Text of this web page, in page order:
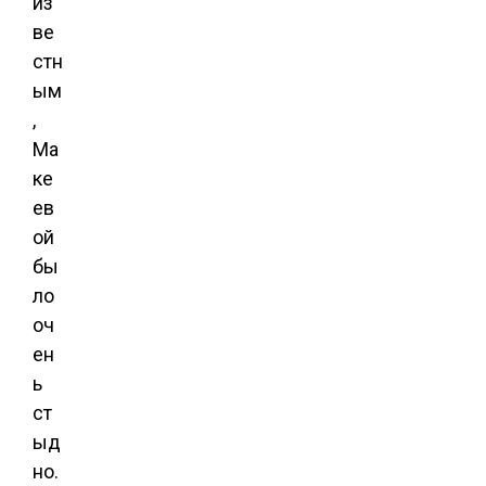
ве
стн
ым
,
Ма
ке
ев
ой
бы
ло
оч
ен
ь
ст
ыд
но.